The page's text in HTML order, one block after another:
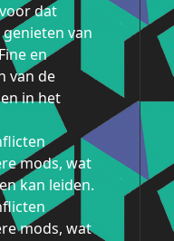
dat
van
en
van de
in het
mods, wat
kan leiden.
mods, wat